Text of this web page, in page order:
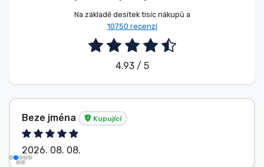
Na základě desítek tisíc nákupů a
10750 recenzí
4.93 / 5
Beze jména Kupující
2026. 08. 08.